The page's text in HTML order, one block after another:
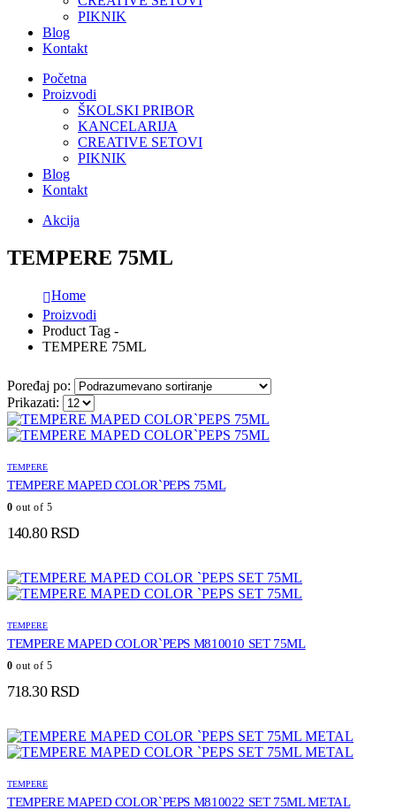
PIKNIK
Blog
Kontakt
Početna
Proizvodi
ŠKOLSKI PRIBOR
KANCELARIJA
CREATIVE SETOVI
PIKNIK
Blog
Kontakt
Akcija
TEMPERE 75ML
Home
Proizvodi
Product Tag -
TEMPERE 75ML
Poređaj po:
Prikazati:
TEMPERE
TEMPERE MAPED COLOR`PEPS 75ML
0 out of 5
140.80RSD
TEMPERE
TEMPERE MAPED COLOR`PEPS M810010 SET 75ML
0 out of 5
718.30RSD
TEMPERE
TEMPERE MAPED COLOR`PEPS M810022 SET 75ML METAL